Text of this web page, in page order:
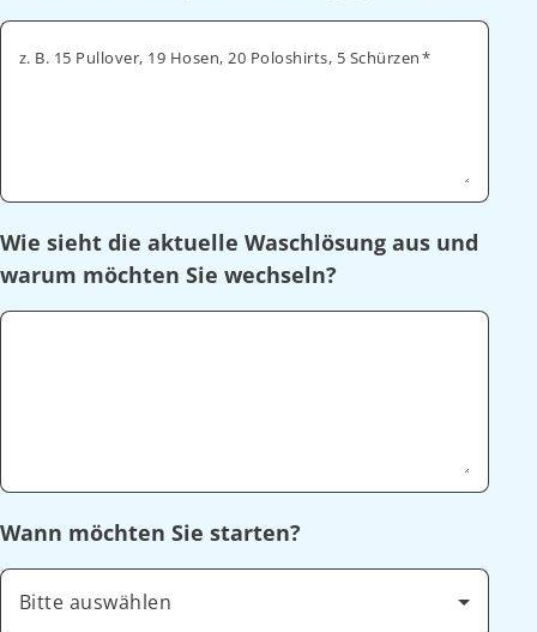
z. B. 15 Pullover, 19 Hosen, 20 Poloshirts, 5 Schürzen
Wie sieht die aktuelle Waschlösung aus und
warum möchten Sie wechseln?
Wann möchten Sie starten?
Bitte auswählen